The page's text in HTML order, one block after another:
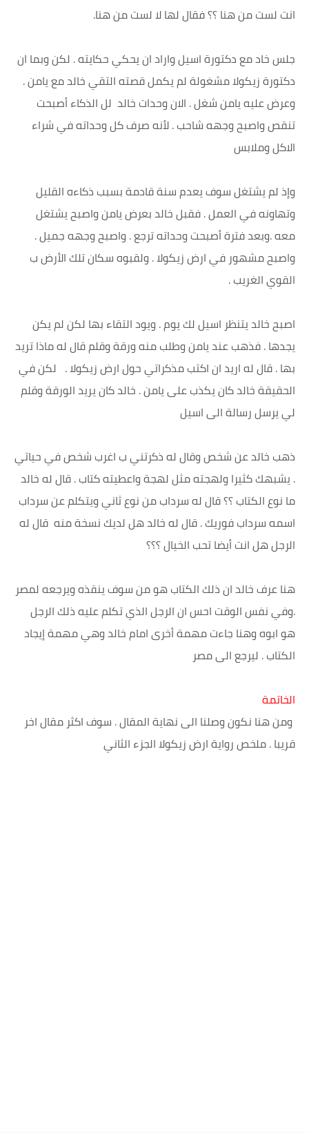
انت لست من هنا ؟؟ فقال لها لا لست من هنا.
جلس خاد مع دكتورة اسيل واراد ان يحكي حكايته . لكن وبما ان
دكتورة زيكولا مشغولة لم يكمل قصته التقي خالد مع يامن .
وعرض عليه يامن شغل . الان وحدات خالد لل الذكاء أصبحت
تنقص واصبح وجهه شاحب . لأنه صرف كل وحداته في شراء
الاكل وملابس
وإذ لم يشتغل سوف يعدم سنة قادمة بسبب ذكاءه القليل
وتهاونه في العمل . فقبل خالد بعرض يامن واصبح يشتغل
معه .وبعد فترة أصبحت وحداته ترجع . واصبح وجهه جميل .
واصبح مشهور في ارض زيكولا . ولقبوه سكان تلك الأرض ب
القوي الغريب .
اصبح خالد يتنظر اسيل لك يوم . ويود التقاء بها لكن لم يكن
يجدها . فذهب عند يامن وطلب منه ورقة وقلم قال له ماذا تريد
بها . قال له اريد ان اكتب مذكراتي حول ارض زيكولا . لكن في
الحقيقة خالد كان يكذب على يامن . خالد كان يريد الورقة وقلم
لي يرسل رسالة الى اسيل
ذهب خالد عن شخص وقال له ذكرتني ب اغرب شخص في حياتي
. يشبهك كثيرا ولهجته مثل لهجة واعطيته كتاب . قال له خالد
ما نوع الكتاب ؟؟ قال له سرداب من نوع ثاني ويتكلم عن سرداب
اسمه سرداب فوريك . قال له خالد هل لديك نسخة منه قال له
الرجل هل انت أيضا تحب الخيال ؟؟؟
هنا عرف خالد ان ذلك الكتاب هو من سوف ينقذه ويرجعه لمصر
.وفي نفس الوقت احس ان الرجل الذي تكلم عليه ذلك الرجل
هو ابوه وهنا جاءت مهمة أخرى امام خالد وهي مهمة إيجاد
الكتاب . ليرجع الى مصر
الخاتمة
ومن هنا نكون وصلنا الى نهاية المقال . سوف اكثر مقال اخر
قريبا . ملخص رواية ارض زيكولا الجزء الثاني